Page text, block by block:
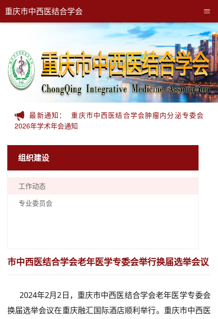
重庆市中西医结合学会 ≡
最新通知：重庆市中西医结合学会肿瘤内分泌专委会
2026年学术年会通知
组织建设
工作动态
专业委员会
市中西医结合学会老年医学专委会举行换届选举会议
2024年2月2日，重庆市中西医结合学会老年医学专委会
换届选举会议在重庆融汇国际酒店顺利举行。重庆市中西医